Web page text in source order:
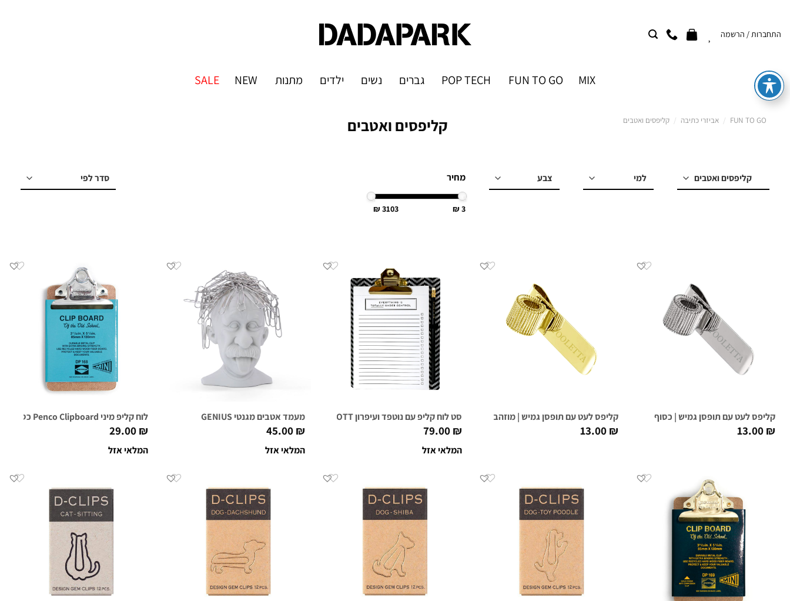
content
התחברות / הרשמה
MIX
FUN TO GO
POP TECH גברים נשים ילדים מתנות NEW
SALE
קליפסים ואטבים FUN TO GO
/ אביזרי כתיבה / קליפסים ואטבים
למי מחיר
3
3103
קליפס לעט עם תופסן גמיש | כסוף
13.00 ₪
קליפס לעט עם תופסן גמיש | מוזהב
13.00 ₪
סט לוח קליפ עם נוטפד ועיפרון ALICE SCOTT
79.00 ₪
המלאי אזל
מעמד אטבים מגנטי GENIUS
45.00 ₪
המלאי אזל
לוח קליפ מיני Penco Clipboard כסוף
29.00 ₪
המלאי אזל